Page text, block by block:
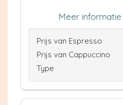
Meer informatie
Prijs van Espresso
Prijs van Cappuccino
Type